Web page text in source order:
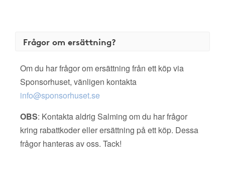
Frågor om ersättning?
Om du har frågor om ersättning från ett köp via
Sponsorhuset, vänligen kontakta
info@sponsorhuset.se
OBS: Kontakta aldrig Salming om du har frågor
kring rabattkoder eller ersättning på ett köp. Dessa
frågor hanteras av oss. Tack!